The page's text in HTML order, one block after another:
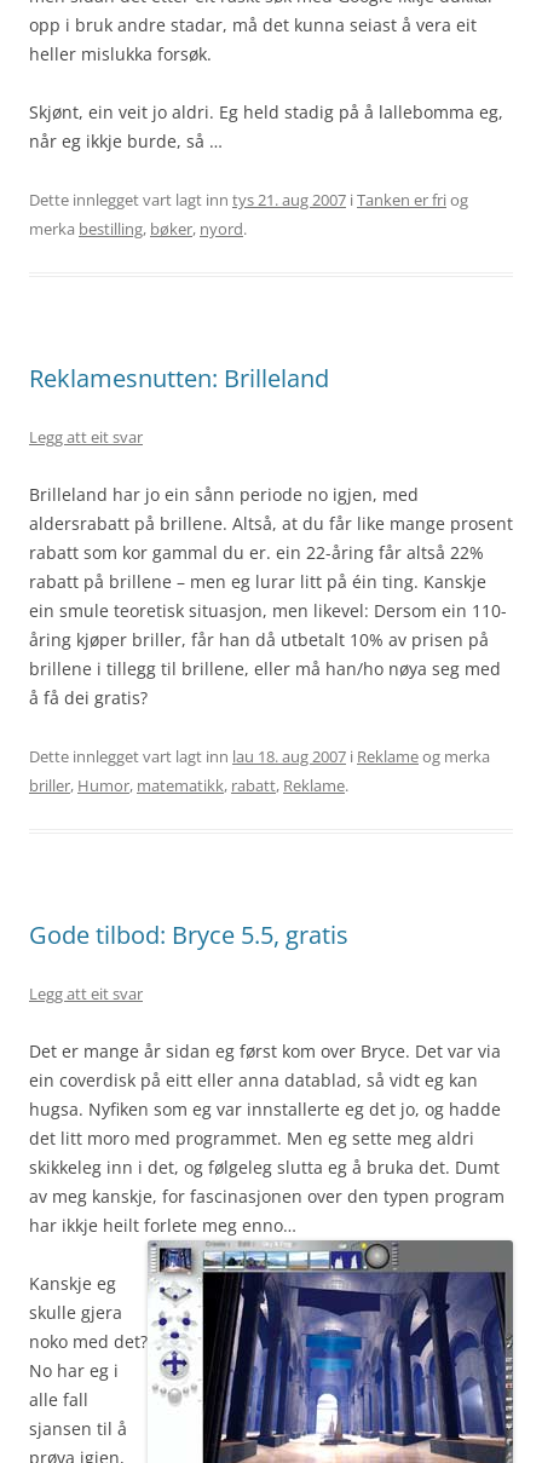
opp i bruk andre stadar, må det kunna seiast å vera eit
heller mislukka forsøk.
Skjønt, ein veit jo aldri. Eg held stadig på å lallebomma eg,
når eg ikkje burde, så …
Dette innlegget vart lagt inn tys 21. aug 2007 iTanken er friog
merka bestilling, bøker, nyord.
Reklamesnutten: Brilleland
Legg att eit svar
Brilleland har jo ein sånn periode no igjen, med
aldersrabatt på brillene. Altså, at du får like mange prosent
rabatt som kor gammal du er. ein 22-åring får altså 22%
rabatt på brillene – men eg lurar litt på éin ting. Kanskje
ein smule teoretisk situasjon, men likevel: Dersom ein 110-
åring kjøper briller, får han då utbetalt 10% av prisen på
brillene i tillegg til brillene, eller må han/ho nøya seg med
å få dei gratis?
Dette innlegget vart lagt inn lau 18. aug 2007 i Reklameog merka
briller, Humor, matematikk, rabatt, Reklame.
Gode tilbod: Bryce 5.5, gratis
Legg att eit svar
Det er mange år sidan eg først kom over Bryce. Det var via
ein coverdisk på eitt eller anna datablad, så vidt eg kan
hugsa. Nyfiken som eg var innstallerte eg det jo, og hadde
det litt moro med programmet. Men eg sette meg aldri
skikkeleg inn i det, og følgeleg slutta eg å bruka det. Dumt
av meg kanskje, for fascinasjonen over den typen program
har ikkje heilt forlete meg enno…
Kanskje eg
skulle gjera
noko med det?
No har eg i
alle fall
sjansen til å
prøva igjen,